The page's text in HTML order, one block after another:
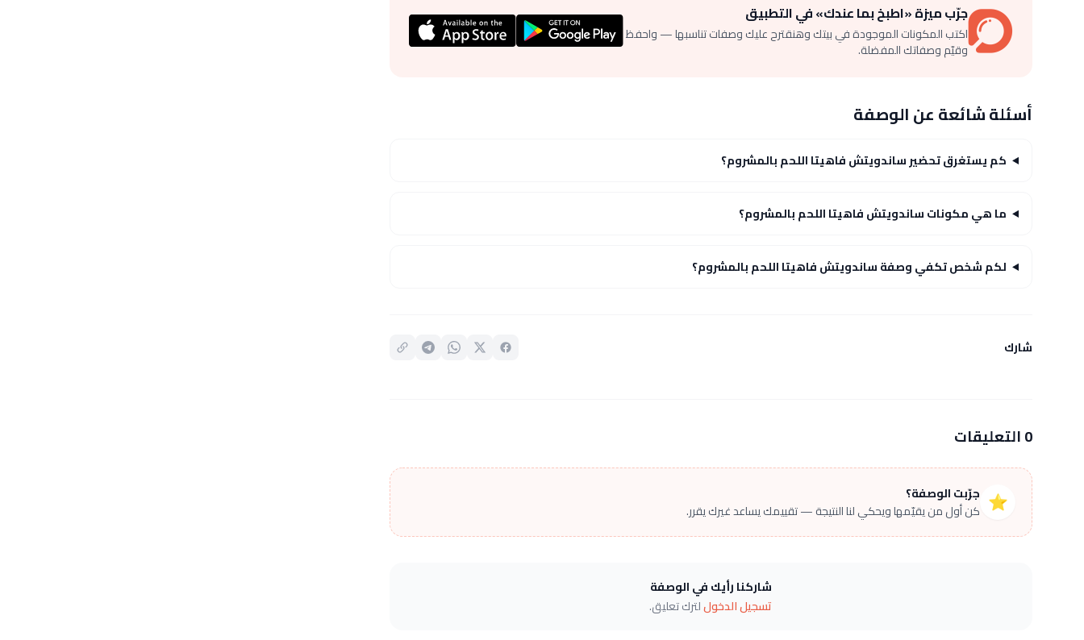
جرّب ميزة «اطبخ بما عندك» في التطبيق
اكتب المكونات الموجودة في بيتك وهنقترح عليك وصفات تناسبها — واحفظ
وقيّم وصفاتك المفضلة.
أسئلة شائعة عن الوصفة
كم يستغرق تحضير ساندويتش فاهيتا اللحم بالمشروم؟
ما هي مكونات ساندويتش فاهيتا اللحم بالمشروم؟
لكم شخص تكفي وصفة ساندويتش فاهيتا اللحم بالمشروم؟
شارك
0 التعليقات
⭐ جرّبت الوصفة؟
كن أول من يقيّمها ويحكي لنا النتيجة — تقييمك يساعد غيرك يقرر.
شاركنا رأيك في الوصفة
تسجيل الدخوللترك تعليق.